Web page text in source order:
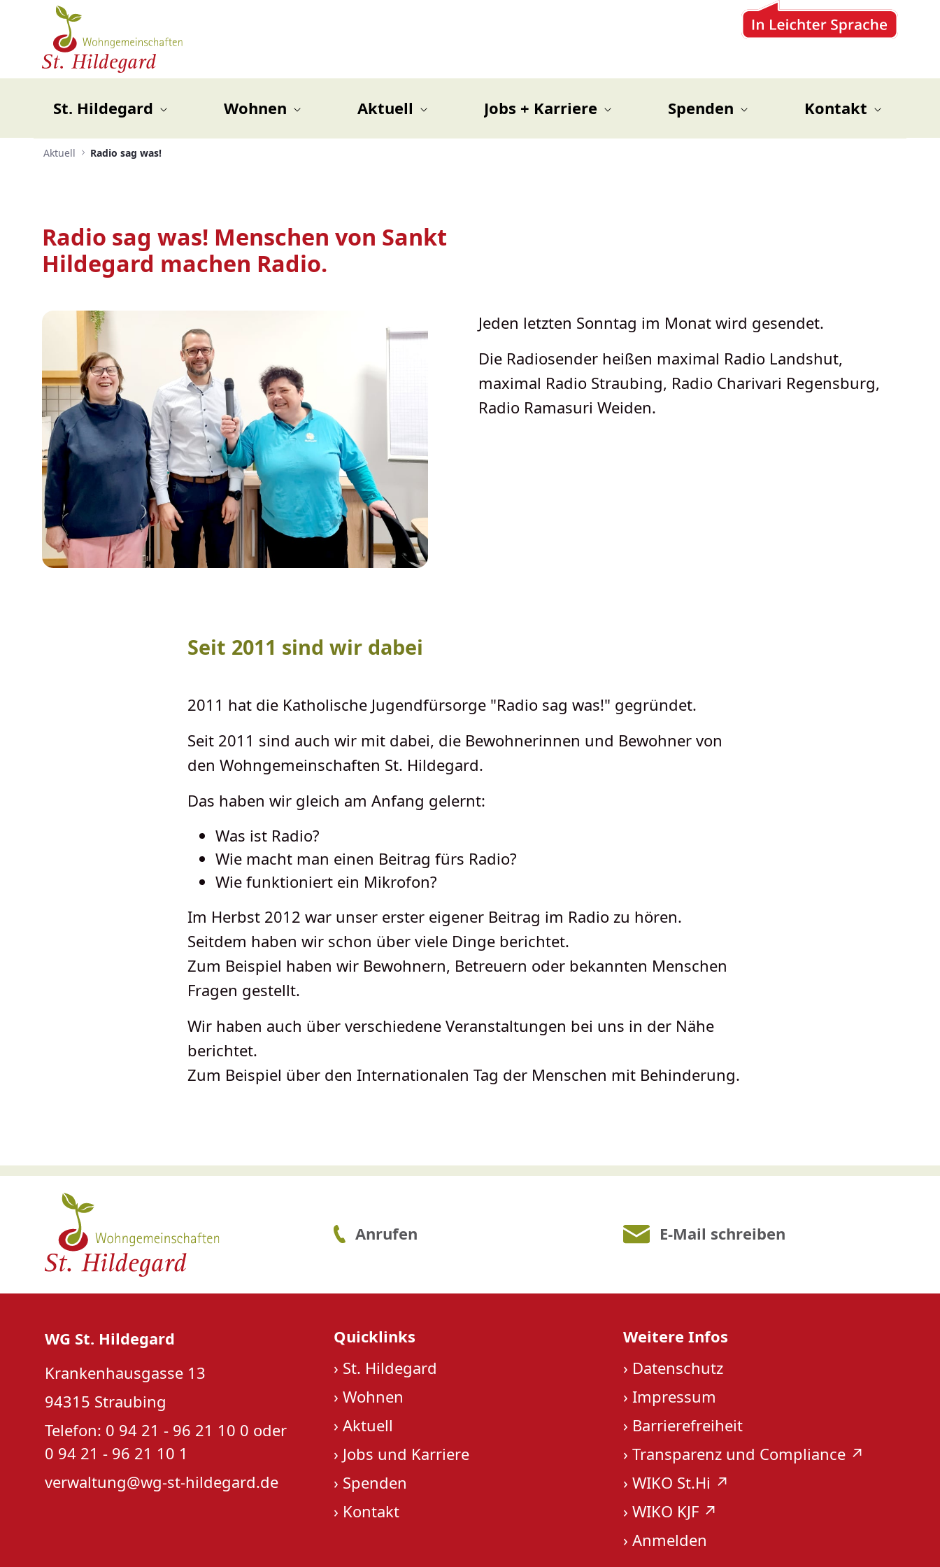
Zum Hauptinhalt springen
Menü für Barrierefreiheit öffnen
St. Hildegard Wohnen Aktuell Jobs + Karriere Spenden Kontakt
Aktuell Radio sag was!
Radio sag was! Menschen von Sankt
Hildegard machen Radio.
Jeden letzten Sonntag im Monat wird gesendet.
Die Radiosender heißen maximal Radio Landshut,
maximal Radio Straubing, Radio Charivari Regensburg,
Radio Ramasuri Weiden.
Seit 2011 sind wir dabei
2011 hat die Katholische Jugendfürsorge "Radio sag was!" gegründet.
Seit 2011 sind auch wir mit dabei, die Bewohnerinnen und Bewohner von
den Wohngemeinschaften St. Hildegard.
Das haben wir gleich am Anfang gelernt:
Was ist Radio?
Wie macht man einen Beitrag fürs Radio?
Wie funktioniert ein Mikrofon?
Im Herbst 2012 war unser erster eigener Beitrag im Radio zu hören.
Seitdem haben wir schon über viele Dinge berichtet.
Zum Beispiel haben wir Bewohnern, Betreuern oder bekannten Menschen
Fragen gestellt.
Wir haben auch über verschiedene Veranstaltungen bei uns in der Nähe
berichtet.
Zum Beispiel über den Internationalen Tag der Menschen mit Behinderung.
Anrufen E-Mail schreiben
WG St. Hildegard
Krankenhausgasse 13
94315 Straubing
Telefon: 0 94 21 - 96 21 10 0 oder
0 94 21 - 96 21 10 1
verwaltung@wg-st-hildegard.de
Quicklinks
› St. Hildegard
›Wohnen
›Aktuell
› Jobs und Karriere
› Spenden
› Kontakt
Weitere Infos
› Datenschutz
› Impressum
› Barrierefreiheit
› Transparenz und Compliance ↗︎
› WIKO St.Hi ↗︎
› WIKO KJF ↗︎
› Anmelden